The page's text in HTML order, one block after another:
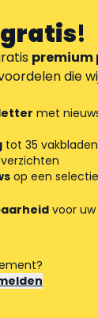
gratis!
premium
die
met
tot 35
op een
voor